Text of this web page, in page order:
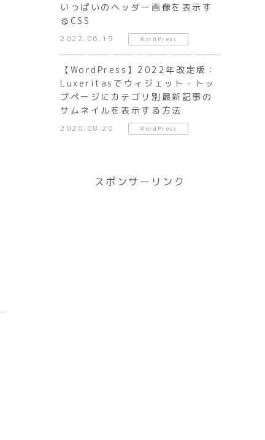
いっぱいのヘッダー画像を表示す
るCSS
2022.06.19 WordPress
【WordPress】2022年改定版：
Luxeritasでウィジェット・トッ
プページにカテゴリ別最新記事の
サムネイルを表示する方法
2020.08.20 WordPress
スポンサーリンク